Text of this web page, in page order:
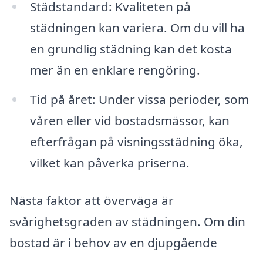
Städstandard: Kvaliteten på
städningen kan variera. Om du vill ha
en grundlig städning kan det kosta
mer än en enklare rengöring.
Tid på året: Under vissa perioder, som
våren eller vid bostadsmässor, kan
efterfrågan på visningsstädning öka,
vilket kan påverka priserna.
Nästa faktor att överväga är
svårighetsgraden av städningen. Om din
bostad är i behov av en djupgående